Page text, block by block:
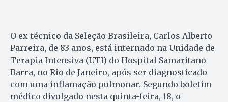
O ex-técnico da Seleção Brasileira, Carlos Alberto
Parreira, de 83 anos, está internado na Unidade de
Terapia Intensiva (UTI) do Hospital Samaritano
Barra, no Rio de Janeiro, após ser diagnosticado
com uma inflamação pulmonar. Segundo boletim
médico divulgado nesta quinta-feira, 18, o